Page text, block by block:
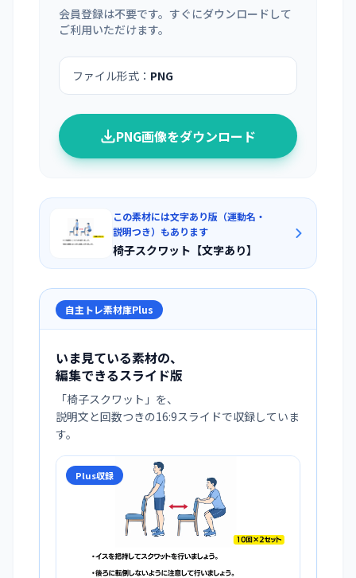
会員登録は不要です。すぐにダウンロードして
ご利用いただけます。
ファイル形式： PNG
PNG画像をダウンロード
この素材には文字あり版（運動名・
説明つき）もあります
椅子スクワット【文字あり】
自主トレ素材庫Plus
いま見ている素材の、
編集できるスライド版
「椅子スクワット 」を、
説明文と回数つきの16:9スライドで収録していま
す。
Plus収録